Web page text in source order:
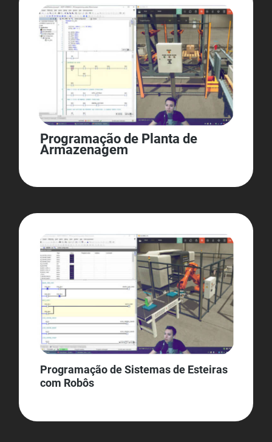
Programação de Planta de
Armazenagem
Programação de Sistemas de Esteiras
com Robôs